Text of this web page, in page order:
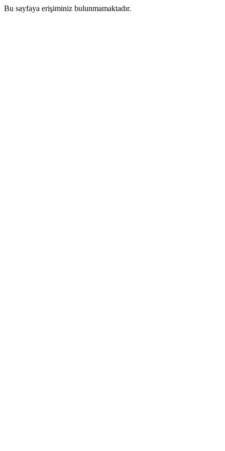
Bu sayfaya erişiminiz bulunmamaktadır.